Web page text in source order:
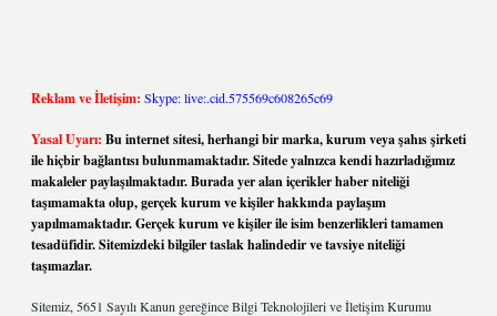
Reklam ve İletişim: Skype: live:.cid.575569c608265c69
Yasal Uyarı: Bu internet sitesi, herhangi bir marka, kurum veya şahıs şirketi
ile hiçbir bağlantısı bulunmamaktadır. Sitede yalnızca kendi hazırladığımız
makaleler paylaşılmaktadır. Burada yer alan içerikler haber niteliği
taşımamakta olup, gerçek kurum ve kişiler hakkında paylaşım
yapılmamaktadır. Gerçek kurum ve kişiler ile isim benzerlikleri tamamen
tesadüfidir. Sitemizdeki bilgiler taslak halindedir ve tavsiye niteliği
taşımazlar.
Sitemiz, 5651 Sayılı Kanun gereğince Bilgi Teknolojileri ve İletişim Kurumu